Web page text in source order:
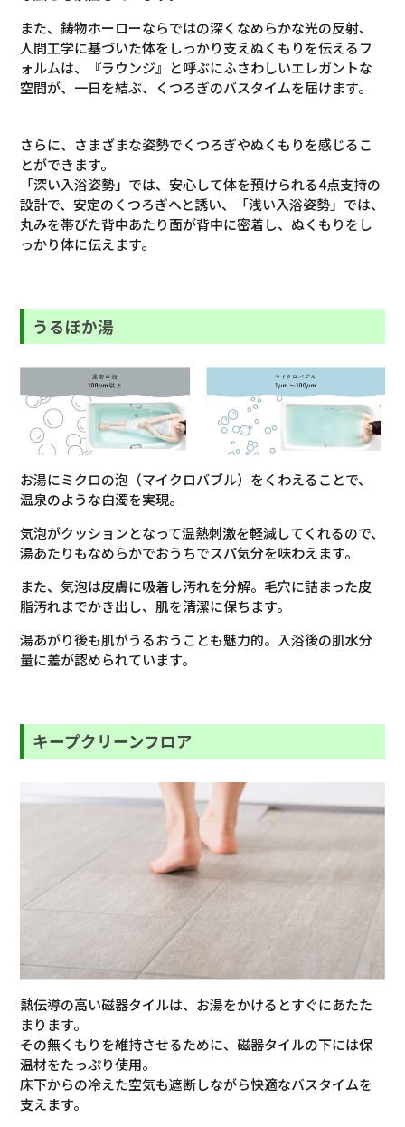
また、鋳物ホーローならではの深くなめらかな光の反射、
人間工学に基づいた体をしっかり支えぬくもりを伝えるフ
ォルムは、『ラウンジ』と呼ぶにふさわしいエレガントな
空間が、一日を結ぶ、くつろぎのバスタイムを届けます。
さらに、さまざまな姿勢でくつろぎやぬくもりを感じるこ
とができます。
「深い入浴姿勢」では、安心して体を預けられる4点支持の
設計で、安定のくつろぎへと誘い、「浅い入浴姿勢」では、
丸みを帯びた背中あたり面が背中に密着し、ぬくもりをし
っかり体に伝えます。
うるぽか湯
お湯にミクロの泡（マイクロバブル）をくわえることで、
温泉のような白濁を実現。
気泡がクッションとなって温熱刺激を軽減してくれるので、
湯あたりもなめらかでおうちでスパ気分を味わえます。
また、気泡は皮膚に吸着し汚れを分解。毛穴に詰まった皮
脂汚れまでかき出し、肌を清潔に保ちます。
湯あがり後も肌がうるおうことも魅力的。入浴後の肌水分
量に差が認められています。
キープクリーンフロア
熱伝導の高い磁器タイルは、お湯をかけるとすぐにあたた
まります。
その無くもりを維持させるために、磁器タイルの下には保
温材をたっぷり使用。
床下からの冷えた空気も遮断しながら快適なバスタイムを
支えます。